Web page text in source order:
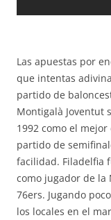
Las apuestas por
que intentas
partido de
Montigalà Joventut
1992 como el
partido de
facilidad. Filadelfia
como jugador de la
76ers. Jugando
los locales en el